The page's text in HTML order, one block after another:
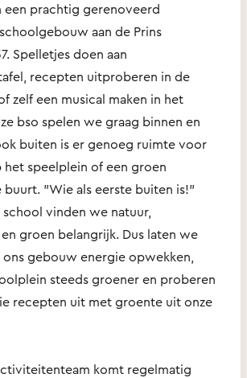
een prachtig gerenoveerd
aan de Prins
Spelletjes doen aan
recepten uitproberen in de
zelf een musical maken in het
bso spelen we graag binnen en
buiten is er genoeg ruimte voor
speelplein of een groen
buurt. "Wie als eerste buiten is!"
vinden we natuur,
groen belangrijk. Dus laten we
ons gebouw energie opwekken,
steeds groener en proberen
recepten uit met groente uit onze
komt regelmatig